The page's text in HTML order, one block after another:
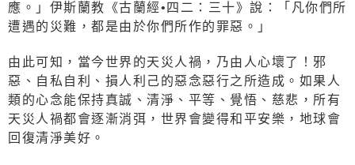
應。」伊斯蘭教《古蘭經•四二：三十》說：「凡你們所
遭遇的災難，都是由於你們所作的罪惡。」
由此可知，當今世界的天災人禍，乃由人心壞了！邪
惡、自私自利、損人利己的惡念惡行之所造成。如果人
類的心念能保持真誠、清淨、平等、覺悟、慈悲，所有
天災人禍都會逐漸消弭，世界會變得和平安樂，地球會
回復清淨美好。